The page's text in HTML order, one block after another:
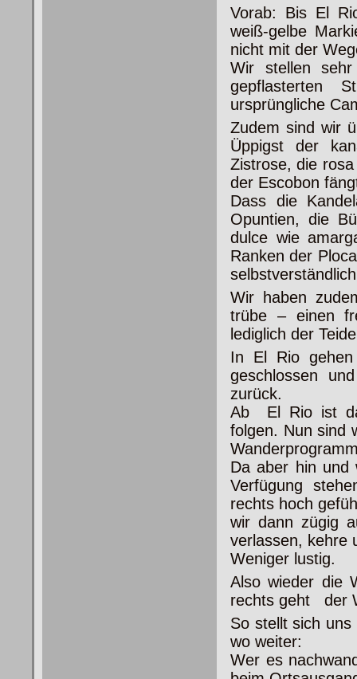
Vorab: Bis El
weiß-gelbe
nicht mit der
Wir stellen
gepflasterten
ursprüngliche
Zudem sind wir
Üppigst der
Zistrose, die
der Escobon
Dass die
Opuntien, die
dulce wie
Ranken der
Wir haben
trübe – einen
lediglich der
In El Rio
geschlossen
zurück.
Ab El Rio ist
folgen. Nun sind
Da aber hin und
Verfügung
rechts hoch
wir dann zügig
verlassen, kehre
Weniger lustig.
Also wieder die
rechts geht der
So stellt sich
wo weiter:
Wer es